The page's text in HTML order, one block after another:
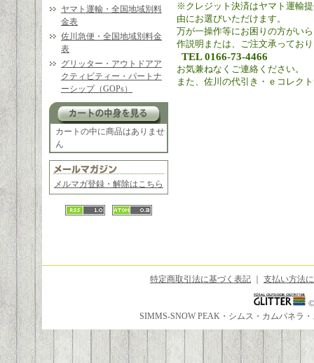
ヤマト運輸・全国地域別料
金表
佐川急便・全国地域別料金
表
グリッター・アウトドアア
クティビティー・パートナ
ーシップ（GOPs）
カートの中に商品はありませ
ん
メルマガ登録・解除はこちら
※クレジット決済はヤマト運輸
由にお選びいただけます。
万が一操作等にお困りの方がい
作説明または、ご注文承ってお
TEL 0166-73-4466
お気兼ねなくご連絡ください。
また、佐川の代引き・ｅコレク
特定商取引法に基づく表記 支払い方法
SIMMS-SNOW PEAK・シムス・カムパネラ